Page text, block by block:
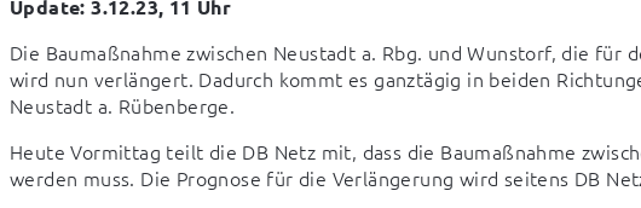
Update: 3.12.23, 11 Uhr
Die Baumaßnahme zwischen Neustadt a. Rbg. und Wunstorf, die für
wird nun verlängert. Dadurch kommt es ganztägig in beiden
Neustadt a. Rübenberge.
Heute Vormittag teilt die DB Netz mit, dass die Baumaßnahme
werden muss. Die Prognose für die Verlängerung wird seitens DB